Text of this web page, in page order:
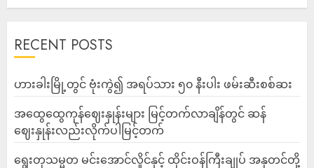
RECENT POSTS
ဟားခါးမြို့တွင် ဗုံးကွဲ၍ အရပ်သား ၅၀ နီးပါး ဖမ်းဆီးစစ်ဆး
အထွေထွေကုန်ဈေးနှုန်းများ မြင့်တက်လာချိန်တွင် ဆန်
ဈေးနှုန်းလည်းလိုက်ပါမြင့်တက်
ရွေးတုသမ္မတ မင်းအောင်လှိုင်နှင့် ထိုင်းဝန်ကြီးချုပ် အနုတင်တို့